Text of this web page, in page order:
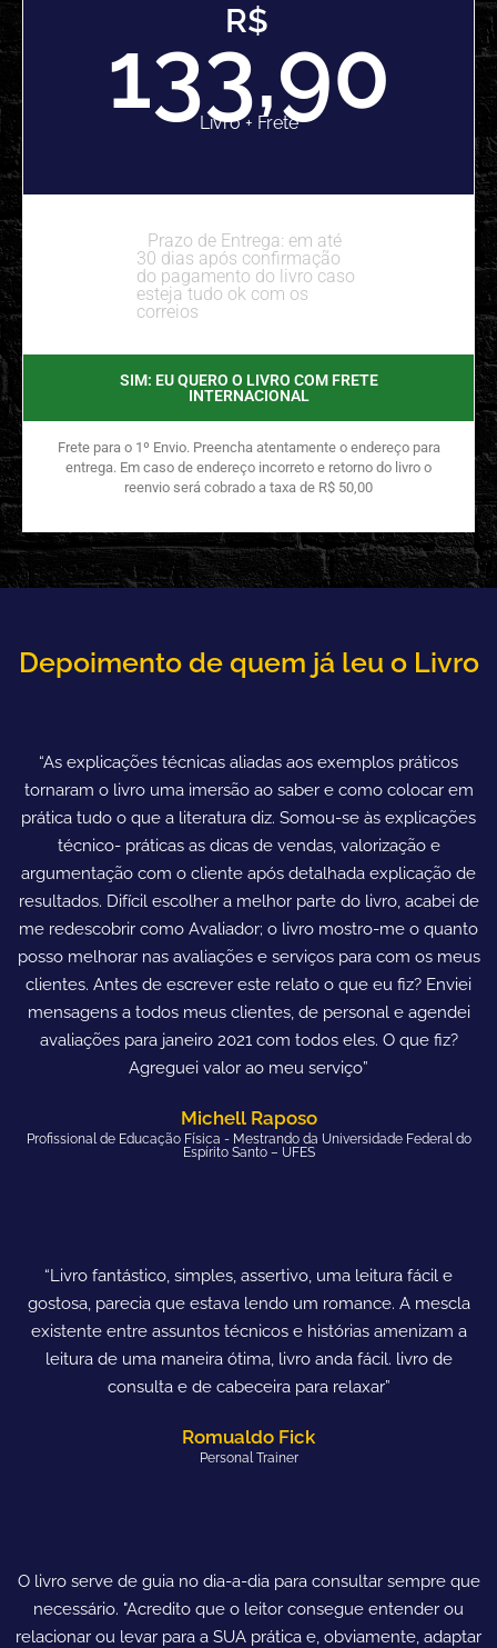
R$
133,90
Livro + Frete
Prazo de Entrega: em até
30 dias após confirmação
do pagamento do livro caso
esteja tudo ok com os
correios
SIM: EU QUERO O LIVRO COM FRETE
INTERNACIONAL
Frete para o 1º Envio. Preencha atentamente o endereço para
entrega. Em caso de endereço incorreto e retorno do livro o
reenvio será cobrado a taxa de R$ 50,00
Depoimento de quem já leu o Livro
“As explicações técnicas aliadas aos exemplos práticos
tornaram o livro uma imersão ao saber e como colocar em
prática tudo o que a literatura diz. Somou-se às explicações
técnico- práticas as dicas de vendas, valorização e
argumentação com o cliente após detalhada explicação de
resultados. Difícil escolher a melhor parte do livro, acabei de
me redescobrir como Avaliador; o livro mostro-me o quanto
posso melhorar nas avaliações e serviços para com os meus
clientes. Antes de escrever este relato o que eu fiz? Enviei
mensagens a todos meus clientes, de personal e agendei
avaliações para janeiro 2021 com todos eles. O que fiz?
Agreguei valor ao meu serviço”
Michell Raposo
Profissional de Educação Física - Mestrando da Universidade Federal do
Espírito Santo – UFES
“Livro fantástico, simples, assertivo, uma leitura fácil e
gostosa, parecia que estava lendo um romance. A mescla
existente entre assuntos técnicos e histórias amenizam a
leitura de uma maneira ótima, livro anda fácil. livro de
consulta e de cabeceira para relaxar”
Romualdo Fick
Personal Trainer
O livro serve de guia no dia-a-dia para consultar sempre que
necessário. "Acredito que o leitor consegue entender ou
relacionar ou levar para a SUA prática e, obviamente, adaptar